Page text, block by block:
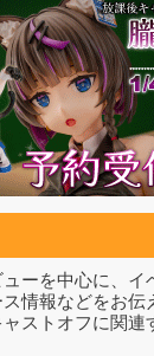
ーを中心に、イ
情報などをお伝
ストオフに関連